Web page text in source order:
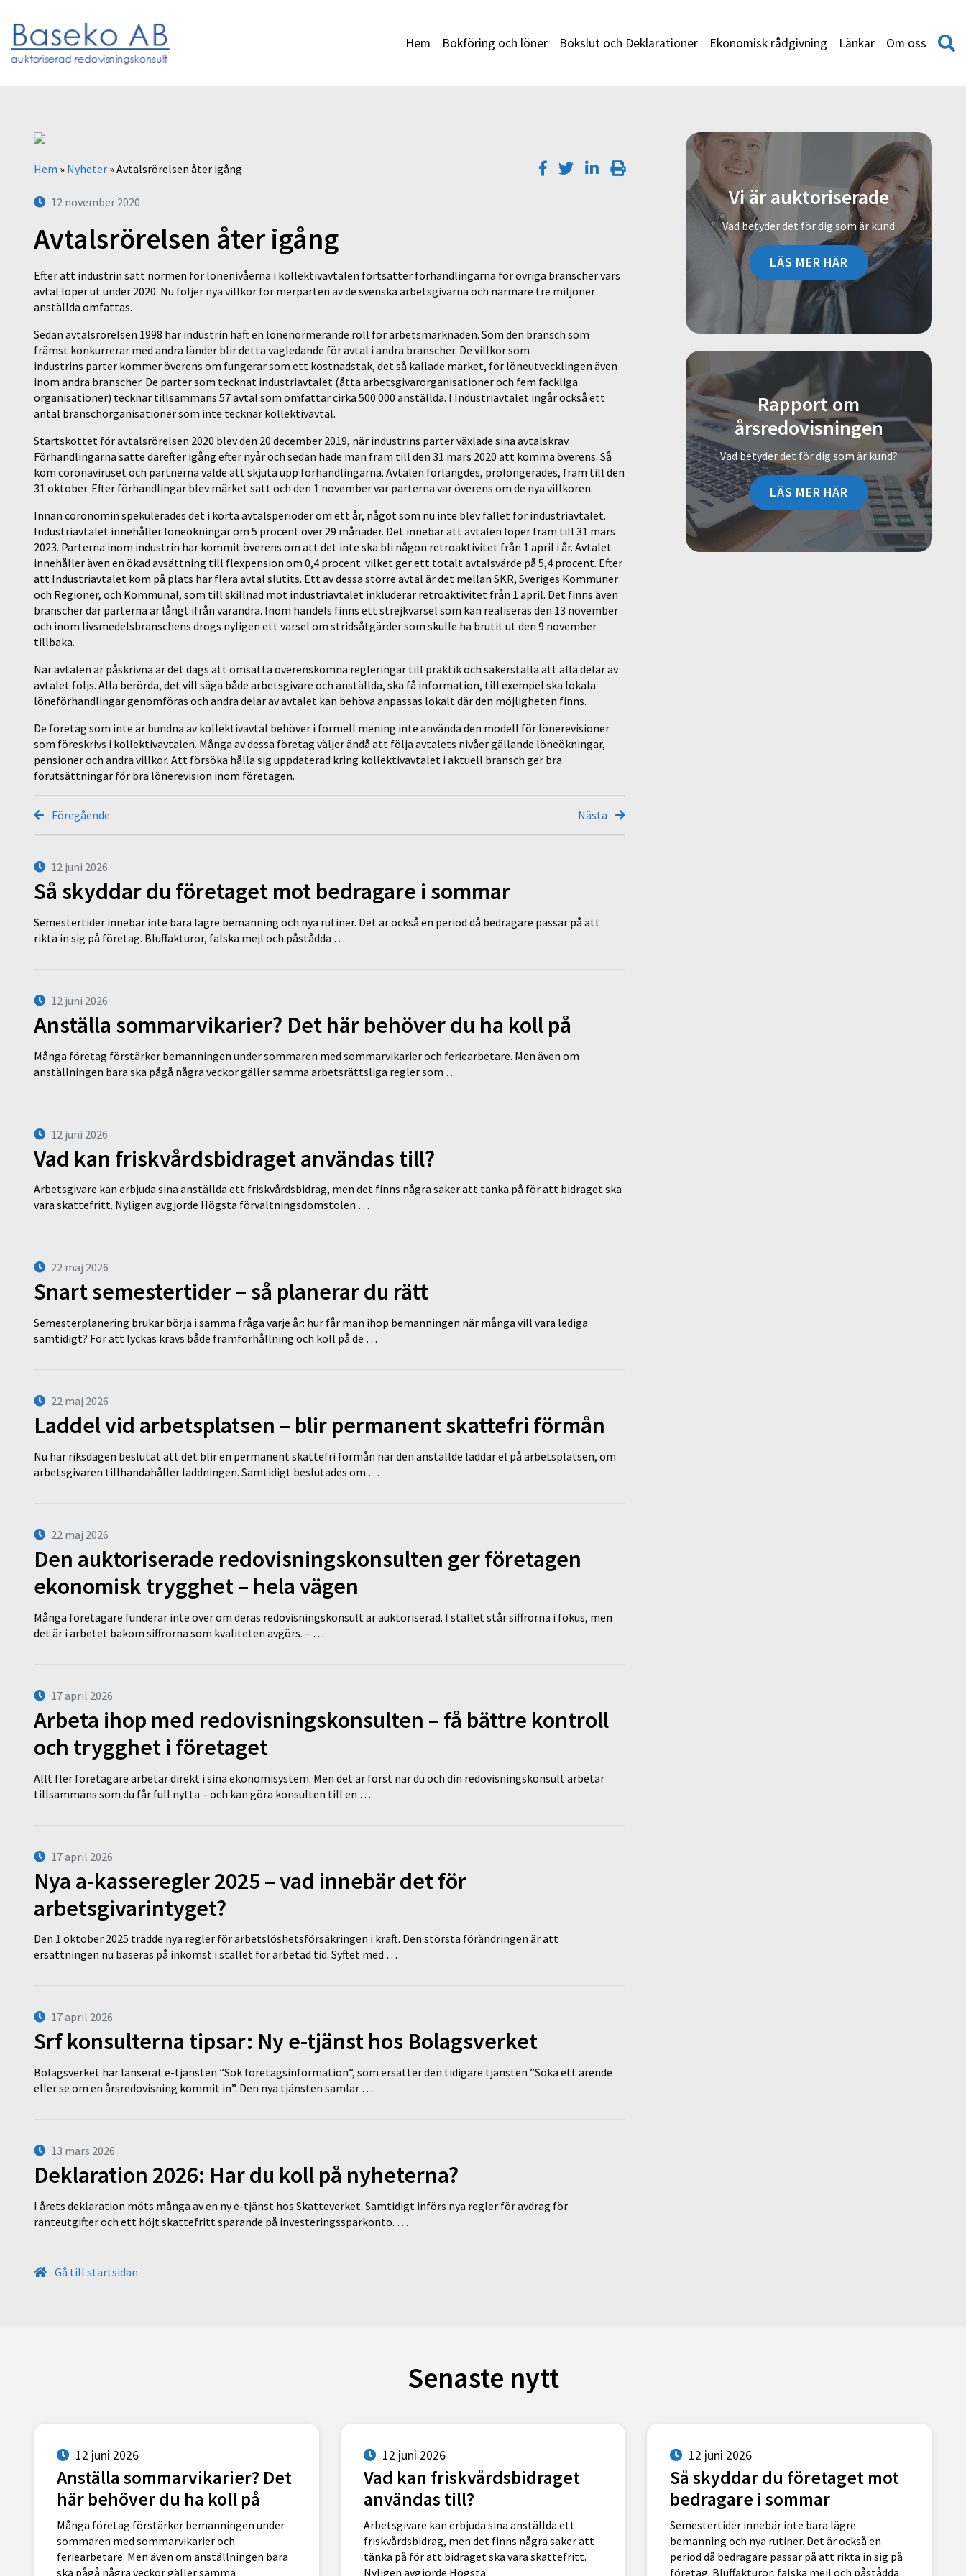
Hem Bokföring och löner Bokslut och Deklarationer Ekonomisk rådgivning Länkar Om oss
Hem » Nyheter »Avtalsrörelsen åter igång
12 november 2020
Avtalsrörelsen åter igång
Efter att industrin satt normen för lönenivåerna i kollektivavtalen fortsätter förhandlingarna för övriga branscher vars
avtal löper ut under 2020. Nu följer nya villkor för merparten av de svenska arbetsgivarna och närmare tre miljoner
anställda omfattas.
Sedan avtalsrörelsen 1998 har industrin haft en lönenormerande roll för arbetsmarknaden. Som den bransch som
främst konkurrerar med andra länder blir detta vägledande för avtal i andra branscher. De villkor som
industrins parter kommer överens om fungerar som ett kostnadstak, det så kallade märket, för löneutvecklingen även
inom andra branscher. De parter som tecknat industriavtalet (åtta arbetsgivarorganisationer och fem fackliga
organisationer) tecknar tillsammans 57 avtal som omfattar cirka 500 000 anställda. I Industriavtalet ingår också ett
antal branschorganisationer som inte tecknar kollektivavtal.
Startskottet för avtalsrörelsen 2020 blev den 20 december 2019, när industrins parter växlade sina avtalskrav.
Förhandlingarna satte därefter igång efter nyår och sedan hade man fram till den 31 mars 2020 att komma överens. Så
kom coronaviruset och partnerna valde att skjuta upp förhandlingarna. Avtalen förlängdes, prolongerades, fram till den
31 oktober. Efter förhandlingar blev märket satt och den 1 november var parterna var överens om de nya villkoren.
Innan coronomin spekulerades det i korta avtalsperioder om ett år, något som nu inte blev fallet för industriavtalet.
Industriavtalet innehåller löneökningar om 5 procent över 29 månader. Det innebär att avtalen löper fram till 31 mars
2023. Parterna inom industrin har kommit överens om att det inte ska bli någon retroaktivitet från 1 april i år. Avtalet
innehåller även en ökad avsättning till flexpension om 0,4 procent. vilket ger ett totalt avtalsvärde på 5,4 procent. Efter
att Industriavtalet kom på plats har flera avtal slutits. Ett av dessa större avtal är det mellan SKR, Sveriges Kommuner
och Regioner, och Kommunal, som till skillnad mot industriavtalet inkluderar retroaktivitet från 1 april. Det finns även
branscher där parterna är långt ifrån varandra. Inom handels finns ett strejkvarsel som kan realiseras den 13 november
och inom livsmedelsbranschens drogs nyligen ett varsel om stridsåtgärder som skulle ha brutit ut den 9 november
tillbaka.
När avtalen är påskrivna är det dags att omsätta överenskomna regleringar till praktik och säkerställa att alla delar av
avtalet följs. Alla berörda, det vill säga både arbetsgivare och anställda, ska få information, till exempel ska lokala
löneförhandlingar genomföras och andra delar av avtalet kan behöva anpassas lokalt där den möjligheten finns.
De företag som inte är bundna av kollektivavtal behöver i formell mening inte använda den modell för lönerevisioner
som föreskrivs i kollektivavtalen. Många av dessa företag väljer ändå att följa avtalets nivåer gällande löneökningar,
pensioner och andra villkor. Att försöka hålla sig uppdaterad kring kollektivavtalet i aktuell bransch ger bra
förutsättningar för bra lönerevision inom företagen.
Föregående Nästa
12 juni 2026
Så skyddar du företaget mot bedragare i sommar
Semestertider innebär inte bara lägre bemanning och nya rutiner. Det är också en period då bedragare passar på att
rikta in sig på företag. Bluffakturor, falska mejl och påstådda …
12 juni 2026
Anställa sommarvikarier? Det här behöver du ha koll på
Många företag förstärker bemanningen under sommaren med sommarvikarier och feriearbetare. Men även om
anställningen bara ska pågå några veckor gäller samma arbetsrättsliga regler som …
12 juni 2026
Vad kan friskvårdsbidraget användas till?
Arbetsgivare kan erbjuda sina anställda ett friskvårdsbidrag, men det finns några saker att tänka på för att bidraget ska
vara skattefritt. Nyligen avgjorde Högsta förvaltningsdomstolen …
22 maj 2026
Snart semestertider – så planerar du rätt
Semesterplanering brukar börja i samma fråga varje år: hur får man ihop bemanningen när många vill vara lediga
samtidigt? För att lyckas krävs både framförhållning och koll på de …
22 maj 2026
Laddel vid arbetsplatsen – blir permanent skattefri förmån
Nu har riksdagen beslutat att det blir en permanent skattefri förmån när den anställde laddar el på arbetsplatsen, om
arbetsgivaren tillhandahåller laddningen. Samtidigt beslutades om …
22 maj 2026
Den auktoriserade redovisningskonsulten ger företagen
ekonomisk trygghet – hela vägen
Många företagare funderar inte över om deras redovisningskonsult är auktoriserad. I stället står siffrorna i fokus, men
det är i arbetet bakom siffrorna som kvaliteten avgörs. – …
17 april 2026
Arbeta ihop med redovisningskonsulten – få bättre kontroll
och trygghet i företaget
Allt fler företagare arbetar direkt i sina ekonomisystem. Men det är först när du och din redovisningskonsult arbetar
tillsammans som du får full nytta – och kan göra konsulten till en …
17 april 2026
Nya a-kasseregler 2025 – vad innebär det för
arbetsgivarintyget?
Den 1 oktober 2025 trädde nya regler för arbetslöshetsförsäkringen i kraft. Den största förändringen är att
ersättningen nu baseras på inkomst i stället för arbetad tid. Syftet med …
17 april 2026
Srf konsulterna tipsar: Ny e-tjänst hos Bolagsverket
Bolagsverket har lanserat e-tjänsten ”Sök företagsinformation”, som ersätter den tidigare tjänsten ”Söka ett ärende
eller se om en årsredovisning kommit in”. Den nya tjänsten samlar …
13 mars 2026
Deklaration 2026: Har du koll på nyheterna?
I årets deklaration möts många av en ny e-tjänst hos Skatteverket. Samtidigt införs nya regler för avdrag för
ränteutgifter och ett höjt skattefritt sparande på investeringssparkonto. …
Gå till startsidan
Vi är auktoriserade
Vad betyder det för dig som är kund
LÄS MER HÄR
Rapport om
årsredovisningen
Vad betyder det för dig som är kund?
LÄS MER HÄR
Senaste nytt
12 juni 2026
Anställa sommarvikarier? Det
här behöver du ha koll på
Många företag förstärker bemanningen under
sommaren med sommarvikarier och
feriearbetare. Men även om anställningen bara
ska pågå några veckor gäller samma
12 juni 2026
Vad kan friskvårdsbidraget
användas till?
Arbetsgivare kan erbjuda sina anställda ett
friskvårdsbidrag, men det finns några saker att
tänka på för att bidraget ska vara skattefritt.
Nyligen avgjorde Högsta
12 juni 2026
Så skyddar du företaget mot
bedragare i sommar
Semestertider innebär inte bara lägre
bemanning och nya rutiner. Det är också en
period då bedragare passar på att rikta in sig på
företag. Bluffakturor, falska mejl och påstådda